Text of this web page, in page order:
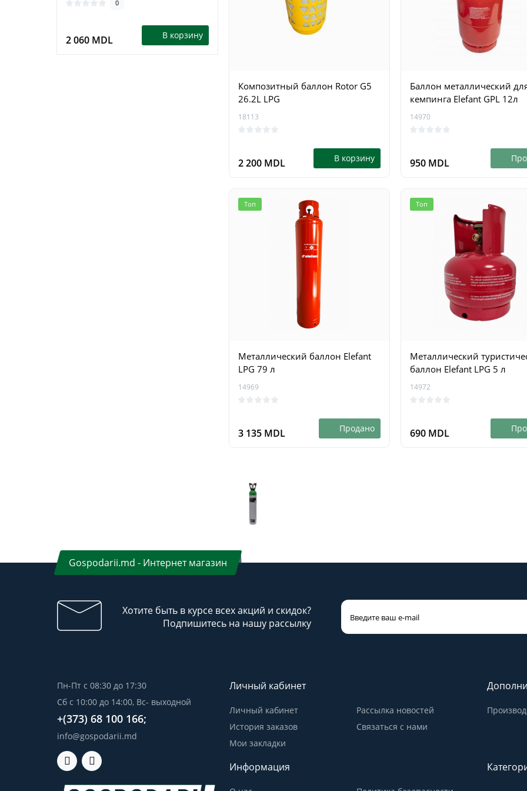
0
2 060 MDL В корзину
0 0
Композитный баллон Rotor G5
26.2L LPG
18113
2 200 MDL В корзину
Баллон металлический
кемпингa Elefant GPL 12л
14970
950 MDL
Топ
Металлический баллон Elefant
LPG 79 л
14969
3 135 MDL Продано
Топ
Металлический
баллон Elefant LPG 5 л
14972
690 MDL
Gospodarii.md - Интернет магазин
Хотите быть в курсе всех акций и скидок?
Подпишитесь на нашу рассылку
Пн-Пт с 08:30 до 17:30
Сб с 10:00 до 14:00, Вс- выходной
+(373) 68 100 166;
info@gospodarii.md
Личный кабинет
Личный кабинет
История заказов
Мои закладки
Рассылка новостей
Связаться с нами
Информация